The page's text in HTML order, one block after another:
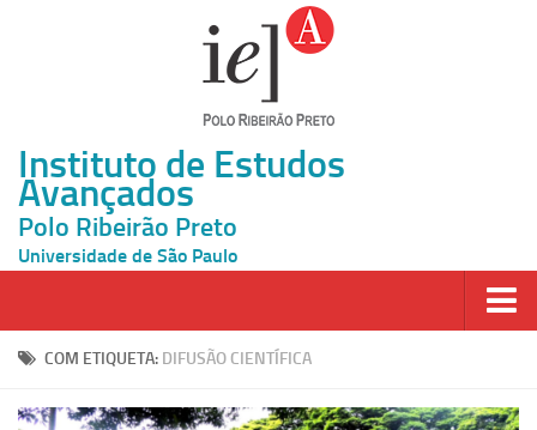
Instituto de Estudos
Avançados
Polo Ribeirão Preto
Universidade de São Paulo
Página Inicial
COM ETIQUETA: DIFUSÃO CIENTÍFICA